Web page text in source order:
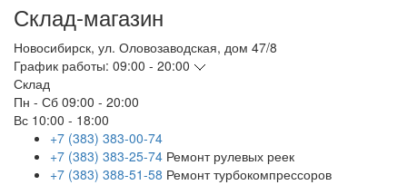
Склад-магазин
Новосибирск, ул. Оловозаводская, дом 47/8
График работы: 09:00 - 20:00
Склад
Пн - Сб 09:00 - 20:00
Вс 10:00 - 18:00
+7 (383) 383-00-74
+7 (383) 383-25-74 Ремонт рулевых реек
+7 (383) 388-51-58 Ремонт турбокомпрессоров